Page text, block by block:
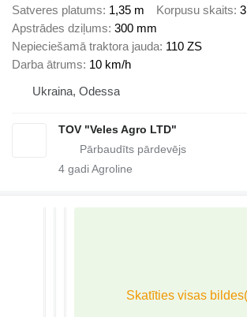
Satveres platums 1,35 m Korpusu skaits 3
Apstrādes dziļums 300 mm
Nepieciešamā traktora jauda 110 ZS
Darba ātrums 10 km/h
Ukraina, Odessa
TOV "Veles Agro LTD"
4 gadi Agroline